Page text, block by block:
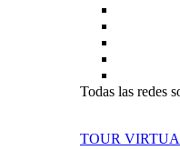
Todas las redes
TOUR